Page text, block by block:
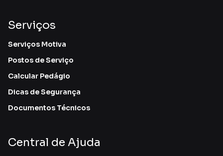
Serviços
Serviços Motiva
Postos de Serviço
Calcular Pedágio
Dicas de Segurança
Documentos Técnicos
Central de Ajuda